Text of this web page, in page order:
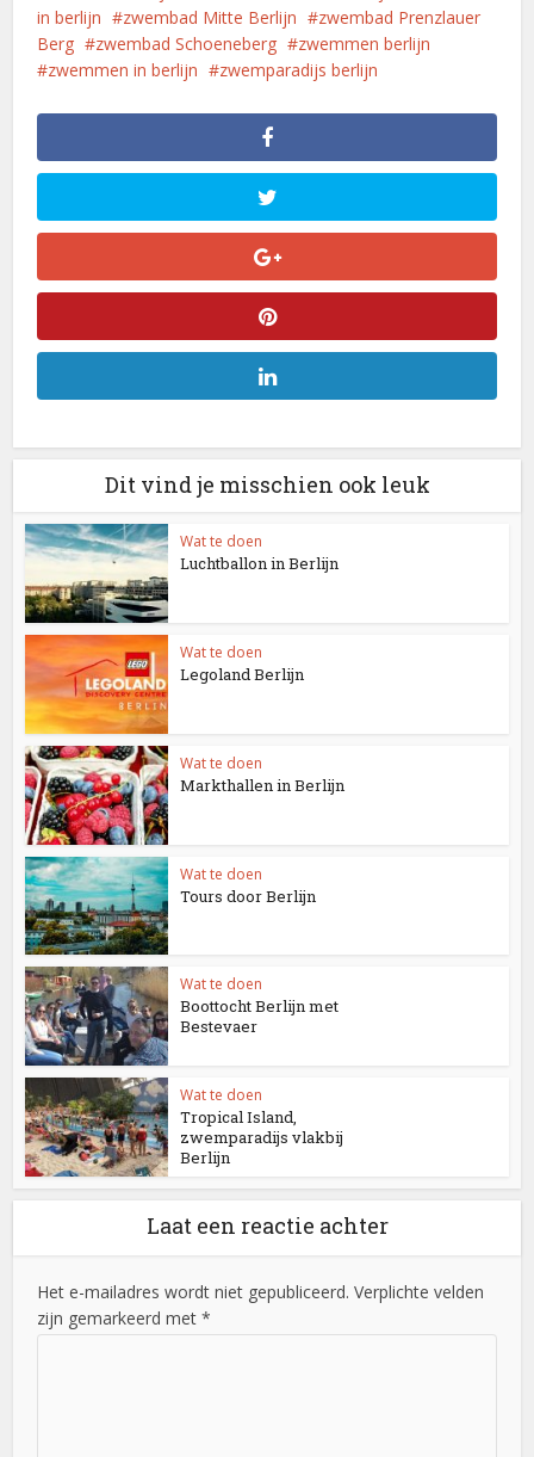
in berlijn
zwembad Mitte Berlijn
zwembad Prenzlauer
Berg
zwembad Schoeneberg
zwemmen berlijn
zwemmen in berlijn
zwemparadijs berlijn
Dit vind je misschien ook leuk
Wat te doen
Luchtballon in Berlijn
Wat te doen
Legoland Berlijn
Wat te doen
Markthallen in Berlijn
Wat te doen
Tours door Berlijn
Wat te doen
Boottocht Berlijn met
Bestevaer
Wat te doen
Tropical Island,
zwemparadijs vlakbij
Berlijn
Laat een reactie achter
Het e-mailadres wordt niet gepubliceerd. Verplichte velden
zijn gemarkeerd met *